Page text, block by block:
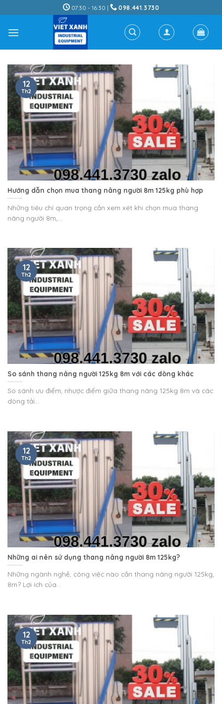
to
content
07:30 - 16:30 | 098.441.3730
Hướng dẫn chọn mua thang nâng người 8m 125kg phù hợp
Những tiêu chí quan trọng cần xem xét khi chọn mua thang
nâng người 8m,...
12
Th2
So sánh thang nâng người 125kg 8m với các dòng khác
So sánh ưu điểm, nhược điểm giữa thang nâng 125kg 8m và các
dòng tải...
12
Th2
Những ai nên sử dụng thang nâng người 8m 125kg?
Những ngành nghề, công việc nào cần thang nâng người 125kg,
8m? Lợi ích của...
12
Th2
12
Th2